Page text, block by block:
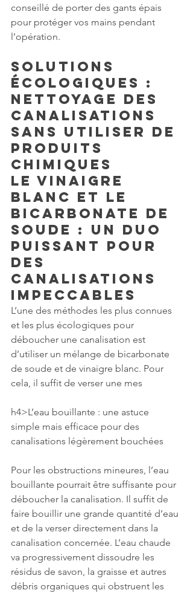
conseillé de porter des gants épais
pour protéger vos mains pendant
l’opération.
Solutions
écologiques :
Nettoyage des
canalisations
sans utiliser de
produits
chimiques
Le vinaigre
blanc et le
bicarbonate de
soude : un duo
puissant pour
des
canalisations
impeccables
L’une des méthodes les plus connues
et les plus écologiques pour
déboucher une canalisation est
d’utiliser un mélange de bicarbonate
de soude et de vinaigre blanc. Pour
cela, il suffit de verser une mes
h4>L’eau bouillante : une astuce
simple mais efficace pour des
canalisations légèrement bouchées
Pour les obstructions mineures, l’eau
bouillante pourrait être suffisante pour
déboucher la canalisation. Il suffit de
faire bouillir une grande quantité d’eau
et de la verser directement dans la
canalisation concernée. L’eau chaude
va progressivement dissoudre les
résidus de savon, la graisse et autres
débris organiques qui obstruent les